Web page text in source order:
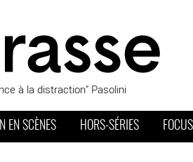
à la distraction" Pasolini
EN SCÈNES HORS-SÉRIES FOCUS